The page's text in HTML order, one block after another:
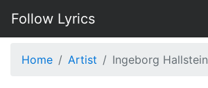
Follow Lyrics
Home Artist Ingeborg Hallstein